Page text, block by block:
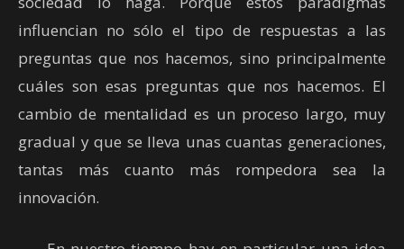
influencian no sólo el tipo de respuestas a las
preguntas que nos hacemos, sino principalmente
cuáles son esas preguntas que nos hacemos. El
cambio de mentalidad es un proceso largo, muy
gradual y que se lleva unas cuantas generaciones,
tantas más cuanto más rompedora sea la
innovación.